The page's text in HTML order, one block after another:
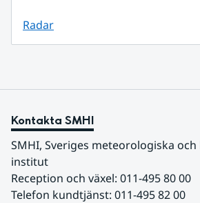
Radar
Kontakta SMHI
SMHI, Sveriges meteorologiska
institut
Reception och växel: 011-495 80 00
Telefon kundtjänst: 011-495 82 00